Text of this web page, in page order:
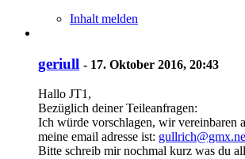
Inhalt melden
geriull - 17. Oktober 2016, 20:43
Hallo JT1,
Bezüglich deiner Teileanfragen:
Ich würde vorschlagen, wir vereinbaren
meine email adresse ist:
Bitte schreib mir nochmal kurz was du